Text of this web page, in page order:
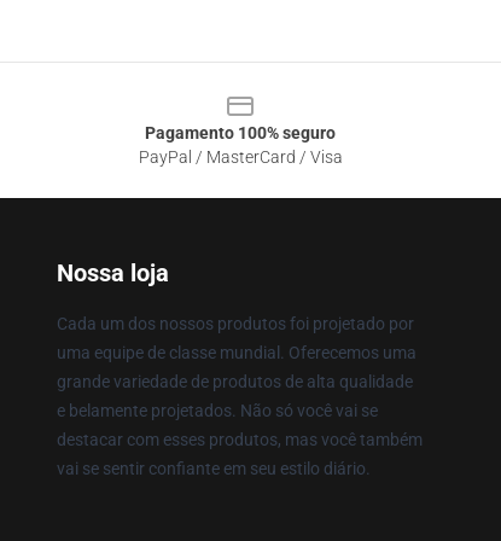
Pagamento 100% seguro
PayPal / MasterCard / Visa
Nossa loja
Cada um dos nossos produtos foi projetado por
uma equipe de classe mundial. Oferecemos uma
grande variedade de produtos de alta qualidade
e belamente projetados. Não só você vai se
destacar com esses produtos, mas você também
vai se sentir confiante em seu estilo diário.